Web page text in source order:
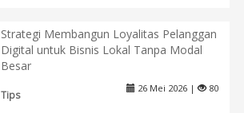
Strategi Membangun Loyalitas Pelanggan
Digital untuk Bisnis Lokal Tanpa Modal
Besar
Tips
26 Mei 2026 | 80